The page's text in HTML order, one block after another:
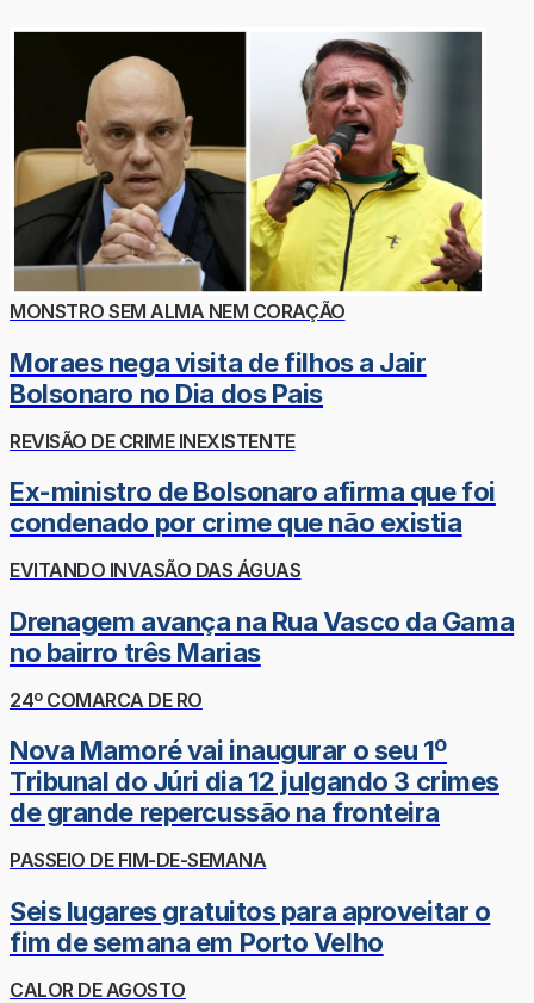
MONSTRO SEM ALMA NEM CORAÇÃO
Moraes nega visita de filhos a Jair
Bolsonaro no Dia dos Pais
REVISÃO DE CRIME INEXISTENTE
Ex-ministro de Bolsonaro afirma que foi
condenado por crime que não existia
EVITANDO INVASÃO DAS ÁGUAS
Drenagem avança na Rua Vasco da Gama
no bairro três Marias
24º COMARCA DE RO
Nova Mamoré vai inaugurar o seu 1º
Tribunal do Júri dia 12 julgando 3 crimes
de grande repercussão na fronteira
PASSEIO DE FIM-DE-SEMANA
Seis lugares gratuitos para aproveitar o
fim de semana em Porto Velho
CALOR DE AGOSTO